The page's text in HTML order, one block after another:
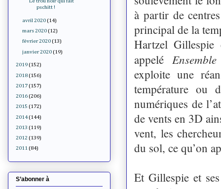
à partir de
principal de la
Hartzel Gillespie
appelé
exploite une
température ou
numériques de
de vents en 3D
vent, les
du sol, ce qu’on
Et Gillespie et
pschitt !
avril 2020 (14)
mars 2020 (12)
février 2020 (13)
janvier 2020 (19)
2019 (152)
2018 (156)
2017 (157)
2016 (206)
2015 (172)
2014 (144)
2013 (119)
2012 (139)
2011 (84)
S’abonner à